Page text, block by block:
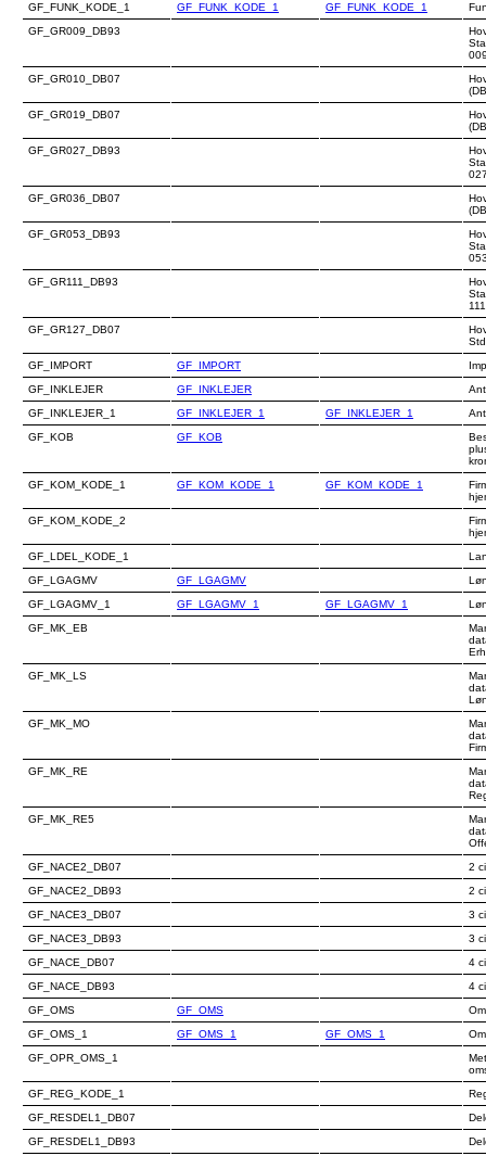
GF_FUNK_KODE_1
GF_FUNK_KODE_1 GF_FUNK_KODE_1
GF_GR009_DB93
GF_GR010_DB07
GF_GR019_DB07
GF_GR027_DB93
GF_GR036_DB07
GF_GR053_DB93
GF_GR111_DB93
GF_GR127_DB07
GF_IMPORT
GF_IMPORT
GF_INKLEJER
GF_INKLEJER
GF_INKLEJER_1
GF_INKLEJER_1 GF_INKLEJER_1
GF_KOB
GF_KOB
GF_KOM_KODE_1
GF_KOM_KODE_1 GF_KOM_KODE_1
GF_KOM_KODE_2
GF_LDEL_KODE_1
GF_LGAGMV
GF_LGAGMV
GF_LGAGMV_1
GF_LGAGMV_1 GF_LGAGMV_1
GF_MK_EB
GF_MK_LS
GF_MK_MO
GF_MK_RE
GF_MK_RE5
GF_NACE2_DB07
2
GF_NACE2_DB93
2
GF_NACE3_DB07
3
GF_NACE3_DB93
3
GF_NACE_DB07
4
GF_NACE_DB93
4
GF_OMS
GF_OMS
GF_OMS_1
GF_OMS_1 GF_OMS_1
GF_OPR_OMS_1
GF_REG_KODE_1
GF_RESDEL1_DB07
GF_RESDEL1_DB93